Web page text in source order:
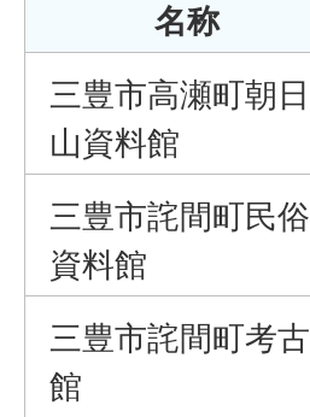
名称
三豊市高瀬町朝日
山資料館
三豊市詫間町民俗
資料館
三豊市詫間町考古
館